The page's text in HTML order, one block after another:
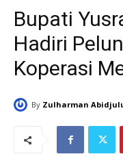
Bupati
Hadiri
Koperasi
By Zulharman